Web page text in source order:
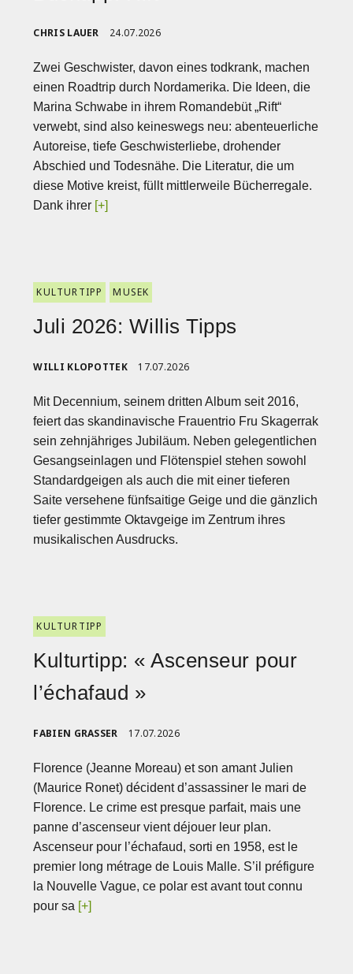
CHRIS LAUER 24.07.2026
Zwei Geschwister, davon eines todkrank, machen
einen Roadtrip durch Nordamerika. Die Ideen, die
Marina Schwabe in ihrem Romandebüt „Rift“
verwebt, sind also keineswegs neu: abenteuerliche
Autoreise, tiefe Geschwisterliebe, drohender
Abschied und Todesnähe. Die Literatur, die um
diese Motive kreist, füllt mittlerweile Bücherregale.
Dank ihrer [+]
KULTURTIPP MUSEK
Juli 2026: Willis Tipps
WILLI KLOPOTTEK 17.07.2026
Mit Decennium, seinem dritten Album seit 2016,
feiert das skandinavische Frauentrio Fru Skagerrak
sein zehnjähriges Jubiläum. Neben gelegentlichen
Gesangseinlagen und Flötenspiel stehen sowohl
Standardgeigen als auch die mit einer tieferen
Saite versehene fünfsaitige Geige und die gänzlich
tiefer gestimmte Oktavgeige im Zentrum ihres
musikalischen Ausdrucks.
KULTURTIPP
Kulturtipp: « Ascenseur pour
l’échafaud »
FABIEN GRASSER 17.07.2026
Florence (Jeanne Moreau) et son amant Julien
(Maurice Ronet) décident d’assassiner le mari de
Florence. Le crime est presque parfait, mais une
panne d’ascenseur vient déjouer leur plan.
Ascenseur pour l’échafaud, sorti en 1958, est le
premier long métrage de Louis Malle. S’il préfigure
la Nouvelle Vague, ce polar est avant tout connu
pour sa [+]